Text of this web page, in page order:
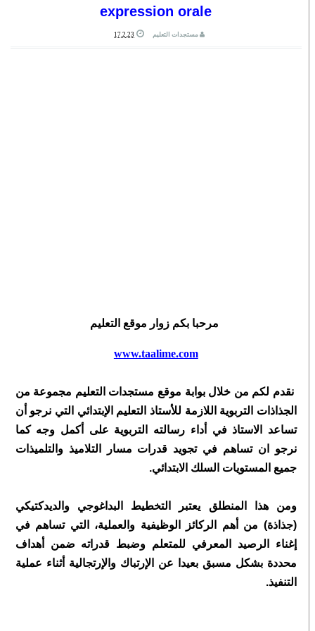
expression orale
مستجدات التعليم 17.2.23
مرحبا بكم زوار موقع التعليم
www.taalime.com
نقدم لكم من خلال بوابة موقع مستجدات التعليم مجموعة من
الجذاذات التربوية اللازمة للأستاذ التعليم الإبتدائي التي نرجو أن
تساعد الاستاذ في أداء رسالته التربوية على أكمل وجه كما
نرجو ان تساهم في تجويد قدرات مسار
التلاميذ والتلميذات
جميع المستويات السلك الابتدائي.
ومن هذا المنطلق يعتبر التخطيط البداغوجي والديدكتيكي
(جذاذة) من أهم الركائز الوظيفية والعملية، التي تساهم في
إغناء الرصيد المعرفي للمتعلم وضبط قدراته ضمن أهداف
محددة بشكل مسبق بعيدا عن الإرتباك والإرتجالية أثناء عملية
التنفيذ.